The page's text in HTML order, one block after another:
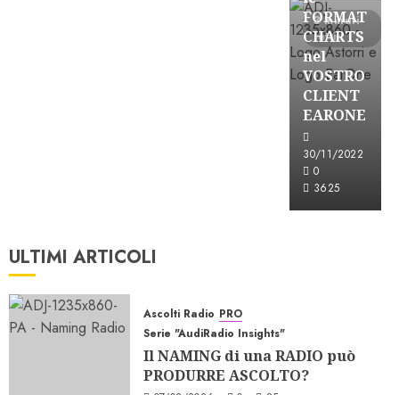
3 minuti
letti
FORMAT
CHARTS
nel
VOSTRO
CLIENT
EARONE
30/11/2022
0
3625
ULTIMI ARTICOLI
Ascolti Radio PRO
Serie "AudiRadio Insights"
Il NAMING di una RADIO può
PRODURRE ASCOLTO?